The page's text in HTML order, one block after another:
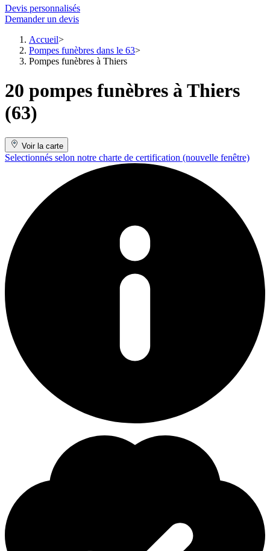
Devis personnalisés
Demander un devis
Accueil
Pompes funèbres dans le 63
Pompes funèbres à Thiers
20 pompes funèbres à Thiers
(63)
Voir la carte
Selectionnés selon notre charte de certification (nouvelle fenêtre)